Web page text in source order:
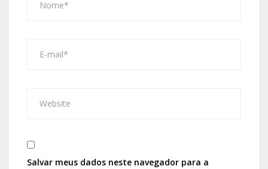
Salvar meus dados neste navegador para a